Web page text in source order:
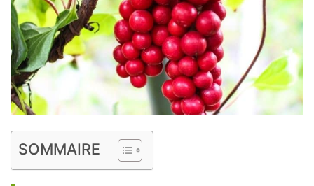
SOMMAIRE